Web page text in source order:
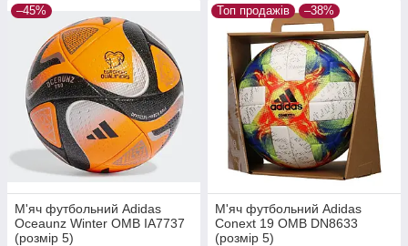
–45%
М'яч футбольний Adidas
Oceaunz Winter OMB IA7737
(розмір 5)
Топ продажів –38%
М'яч футбольний Adidas
Conext 19 OMB DN8633
(розмір 5)